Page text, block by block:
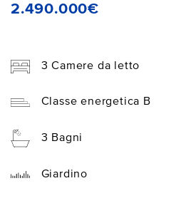
2.490.000€
3 Camere da letto
Classe energetica B
3 Bagni
Giardino